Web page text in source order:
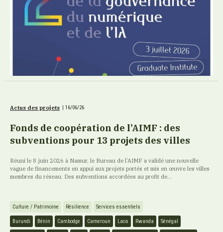
Actus des projets 16/06/26
Fonds de coopération de l’AIMF : des
subventions pour 13 projets des villes
Réuni le 8 juin 2026 à Namur, le Bureau de l’AIMF a validé une nouvelle
vague de financements en appui aux projets portés et mis en œuvre les villes
membres du réseau. Des subventions accordées au profit de...
Culture / Patrimoine Résilience Services essentiels
Burundi Bénin Cambodge Cameroun Laos Rwanda Sénégal